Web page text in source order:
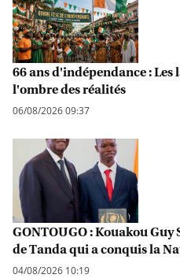
66 ans d'indépendance :
l'ombre des réalités
06/08/2026 09:37
GONTOUGO : Kouakou
de Tanda qui a conquis la
04/08/2026 10:19